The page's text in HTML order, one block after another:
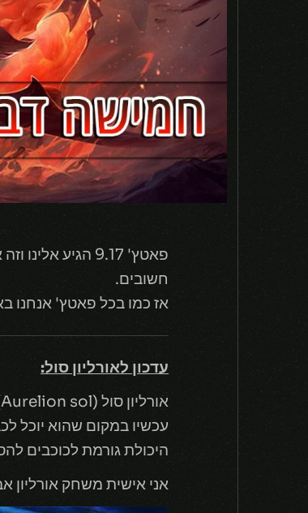
פאטץ' 9.17
חשובים.
אז כמו בכל פאטץ' אנחנו
עדכון לאורליון סול:
אורליון סול (Aurelion sol) קיבל שינוי די מעניין שיכול להיחשב לריוורק כי הוא כן מעדכן קצת את צורת המשחק של הדמות.
היכולת גורמת לכוכבים
אני אישית משחק אורליון